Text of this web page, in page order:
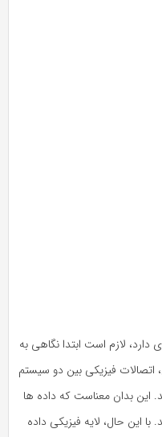
لازم است ابتدا نگاهی به
فیزیکی بین دو سیستم
بدان معناست که داده ها
حال، لایه فیزیکی داده